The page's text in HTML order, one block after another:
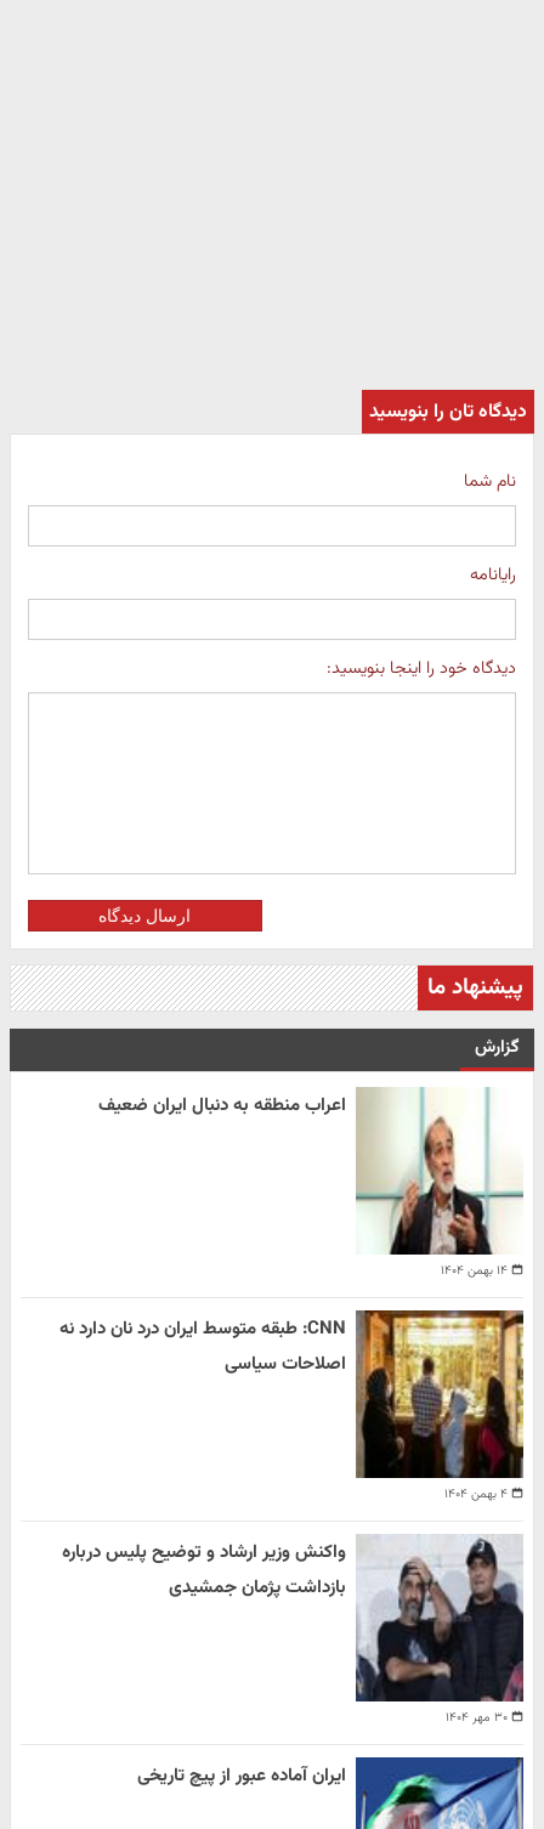
دیدگاه تان را بنویسید
نام شما
رایانامه
دیدگاه خود را اینجا بنویسید:
ارسال دیدگاه
پیشنهاد ما
گزارش
۱۴ بهمن ۱۴۰۴
اعراب منطقه به دنبال ایران ضعیف
۴ بهمن ۱۴۰۴
CNN: طبقه متوسط ایران درد نان دارد نه
اصلاحات سیاسی
۳۰ مهر ۱۴۰۴
واکنش وزیر ارشاد و توضیح پلیس درباره
بازداشت پژمان جمشیدی
ایران آماده عبور از پیچ تاریخی